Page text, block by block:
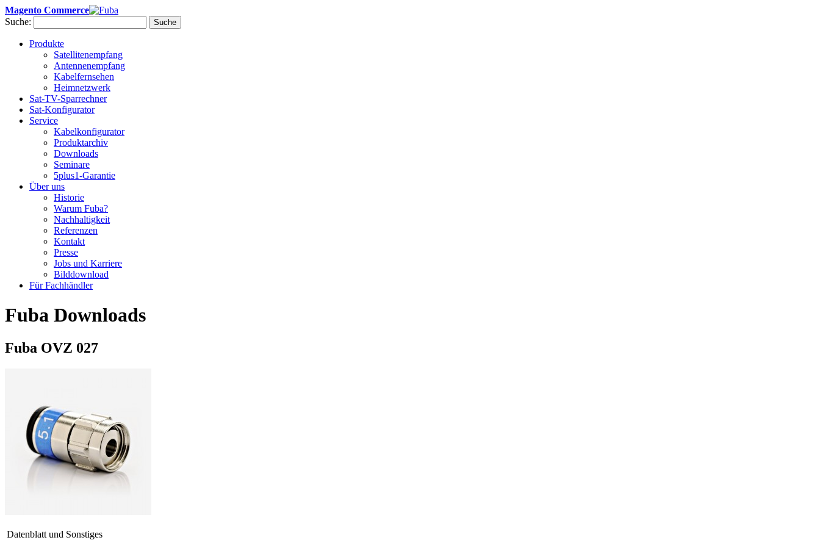
Magento Commerce
Suche:
Suche
Produkte
Satellitenempfang
Antennenempfang
Kabelfernsehen
Heimnetzwerk
Sat-TV-Sparrechner
Sat-Konfigurator
Service
Kabelkonfigurator
Produktarchiv
Downloads
Seminare
5plus1-Garantie
Über uns
Historie
Warum Fuba?
Nachhaltigkeit
Referenzen
Kontakt
Presse
Jobs und Karriere
Bilddownload
Für Fachhändler
Fuba Downloads
Fuba OVZ 027
Datenblatt und Sonstiges